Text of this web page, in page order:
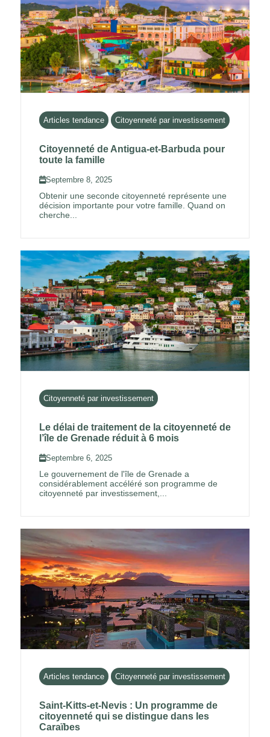
Articles tendance Citoyenneté par investissement
Citoyenneté de Antigua-et-Barbuda pour
toute la famille
Septembre 8, 2025
Obtenir une seconde citoyenneté représente une
décision importante pour votre famille. Quand on
cherche...
Citoyenneté par investissement
Le délai de traitement de la citoyenneté de
l’île de Grenade réduit à 6 mois
Septembre 6, 2025
Le gouvernement de l'île de Grenade a
considérablement accéléré son programme de
citoyenneté par investissement,...
Articles tendance Citoyenneté par investissement
Saint-Kitts-et-Nevis : Un programme de
citoyenneté qui se distingue dans les
Caraïbes